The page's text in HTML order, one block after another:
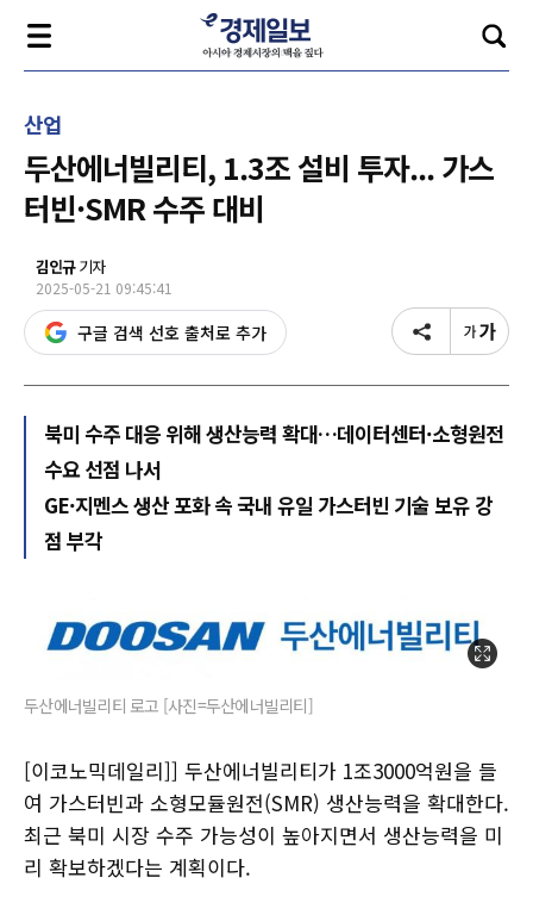
산업
두산에너빌리티, 1.3조 설비 투자... 가스
터빈·SMR 수주 대비
김인규기자
2025-05-21 09:45:41
구글 검색 선호 출처로 추가
북미 수주 대응 위해 생산능력 확대…데이터센터·소형원전
수요 선점 나서
GE·지멘스 생산 포화 속 국내 유일 가스터빈 기술 보유 강
점 부각
두산에너빌리티 로고 [사진=두산에너빌리티]
[이코노믹데일리]] 두산에너빌리티가 1조3000억원을 들
여 가스터빈과 소형모듈원전(SMR) 생산능력을 확대한다.
최근 북미 시장 수주 가능성이 높아지면서 생산능력을 미
리 확보하겠다는 계획이다.